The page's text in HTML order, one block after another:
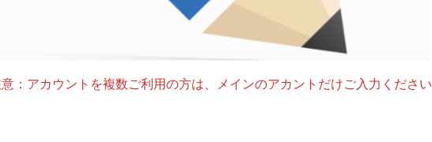
：アカウントを複数ご利用の方は、メインのアカントだけご入力ください